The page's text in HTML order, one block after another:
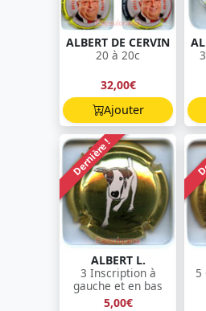
ALBERT DE CERVIN
20 à 20c
32,00€
Ajouter
Dernière !
ALBERT L.
3 Inscription à
gauche et en bas
5,00€
5